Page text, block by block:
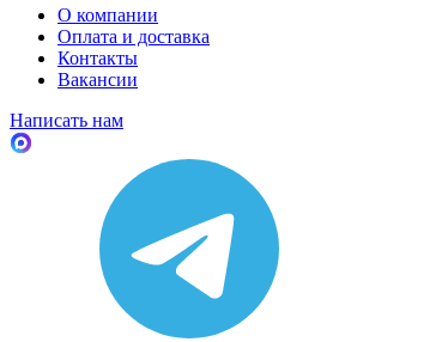
О компании
Оплата и доставка
Контакты
Вакансии
Написать нам